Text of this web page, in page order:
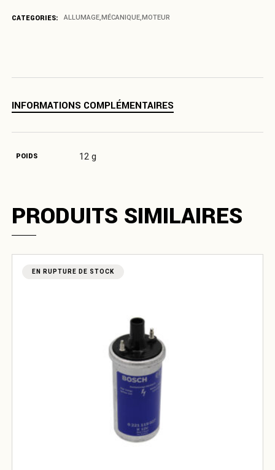
CATEGORIES: ALLUMAGE, MÉCANIQUE, MOTEUR
INFORMATIONS COMPLÉMENTAIRES
POIDS 12 g
PRODUITS SIMILAIRES
EN RUPTURE DE STOCK